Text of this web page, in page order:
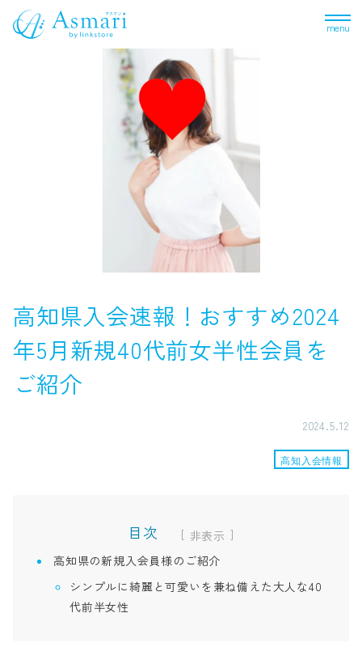
menu
高知県入会速報！おすすめ2024
年5月新規40代前女半性会員を
ご紹介
2024.5.12
高知入会情報
目次 [
]
高知県の新規入会員様のご紹介
シンプルに綺麗と可愛いを兼ね備えた大人な40
代前半女性